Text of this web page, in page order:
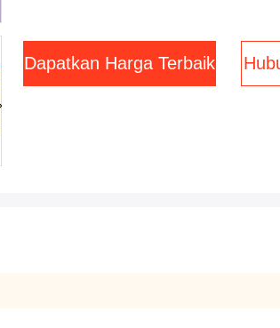
Dapatkan Harga Terbaik